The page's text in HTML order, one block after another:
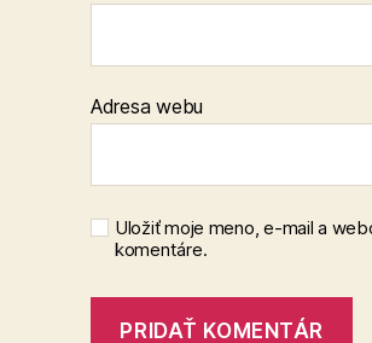
Adresa webu
Uložiť moje meno, e-mail a
komentáre.